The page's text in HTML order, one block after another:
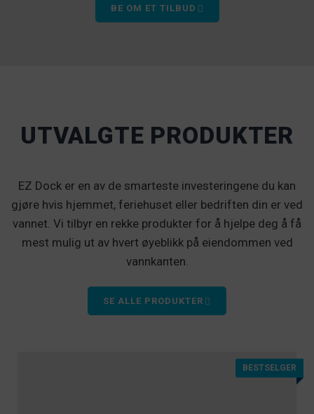
BE OM ET TILBUD
UTVALGTE PRODUKTER
EZ Dock er en av de smarteste investeringene du kan
gjøre hvis hjemmet, feriehuset eller bedriften din er ved
vannet. Vi tilbyr en rekke produkter for å hjelpe deg å få
mest mulig ut av hvert øyeblikk på eiendommen ved
vannkanten.
SE ALLE PRODUKTER
BESTSELGER